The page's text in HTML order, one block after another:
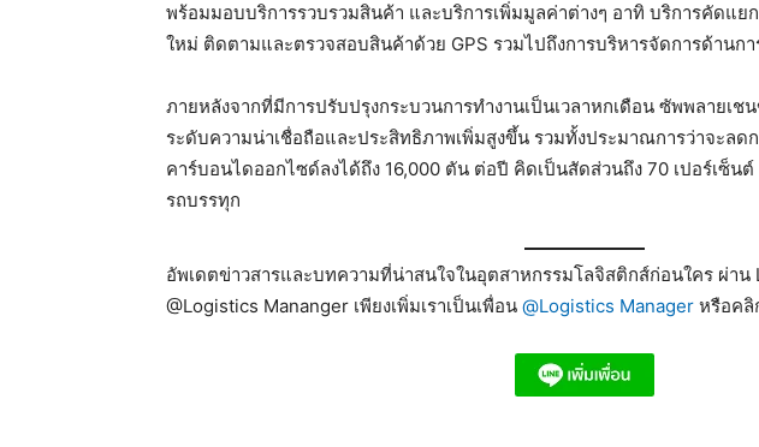
พร้อมมอบบริการรวบรวมสินค้า และบริการเพิ่มมูลค่าต่างๆ อาทิ บริการคัดแ
ใหม่ ติดตามและตรวจสอบสินค้าด้วย GPS รวมไปถึงการบริหารจัดการด้านก
ภายหลังจากที่มีการปรับปรุงกระบวนการทำงานเป็นเวลาหกเดือน ซัพพลายเช
ระดับความน่าเชื่อถือและประสิทธิภาพเพิ่มสูงขึ้น รวมทั้งประมาณการว่าจะลด
คาร์บอนไดออกไซด์ลงได้ถึง 16,000 ตัน ต่อปี คิดเป็นสัดส่วนถึง 70 เปอร์เซ็น
รถบรรทุก
อัพเดตข่าวสารและบทความที่น่าสนใจในอุตสาหกรรมโลจิสติกส์ก่อนใคร ผ่าน
@Logistics Mananger เพียงเพิ่มเราเป็นเพื่อน @Logistics Manager หรือค